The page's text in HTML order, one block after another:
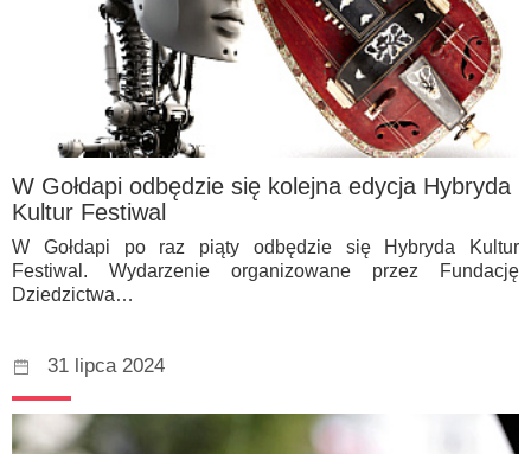
W Gołdapi odbędzie się kolejna edycja Hybryda
Kultur Festiwal
W Gołdapi po raz piąty odbędzie się Hybryda Kultur
Festiwal. Wydarzenie organizowane przez Fundację
Dziedzictwa…
31 lipca 2024